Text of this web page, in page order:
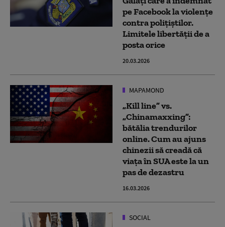
pe Facebook la violențe
contra polițiștilor.
Limitele libertății de a
posta orice
20.03.2026
MAPAMOND
„Kill line” vs.
„Chinamaxxing”:
bătălia trendurilor
online. Cum au ajuns
chinezii să creadă că
viața în SUA este la un
pas de dezastru
16.03.2026
SOCIAL